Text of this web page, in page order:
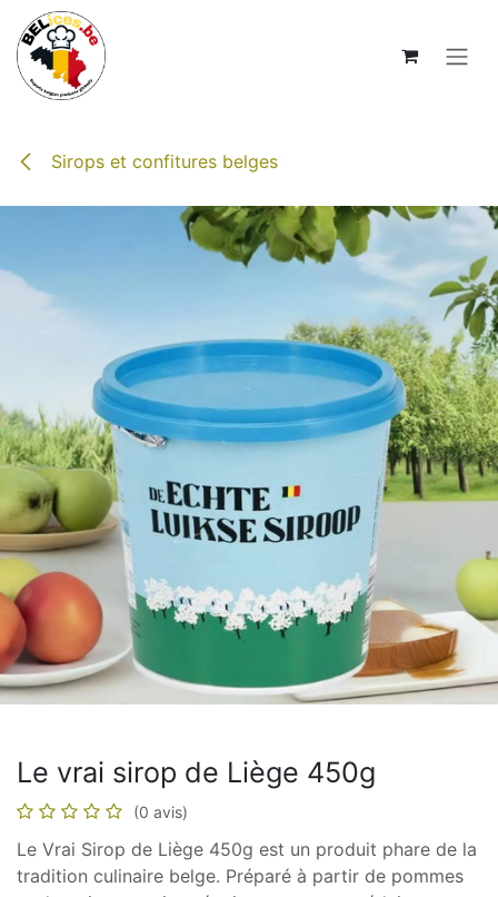
Se rendre au contenu
Sirops et confitures belges
Le vrai sirop de Liège 450g
(0 avis)
Le Vrai Sirop de Liège 450g est un produit phare de la
tradition culinaire belge. Préparé à partir de pommes